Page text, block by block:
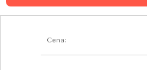
Cena: